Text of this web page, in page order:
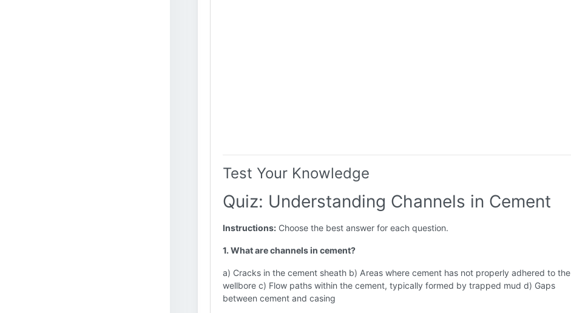
Test Your Knowledge
Quiz: Understanding Channels in Cement
Instructions: Choose the best answer for each question.
1. What are channels in cement?
a) Cracks in the cement sheath b) Areas where cement has not properly adhered to the
wellbore c) Flow paths within the cement, typically formed by trapped mud d) Gaps
between cement and casing